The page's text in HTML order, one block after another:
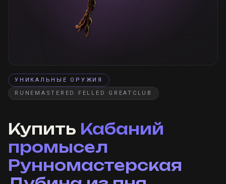
УНИКАЛЬНЫЕ ОРУЖИЯ
RUNEMASTERED FELLED GREATCLUB
Купить Кабаний
промысел
Рунномастерская